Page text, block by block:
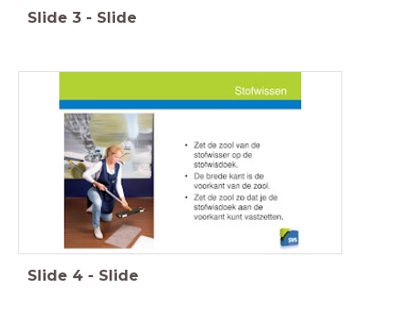
Slide 3 - Slide
Slide 4 - Slide